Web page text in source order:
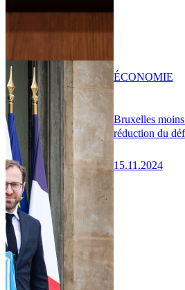
Bruxelles
réduction du
15.11.2024
ÉCONOMIE